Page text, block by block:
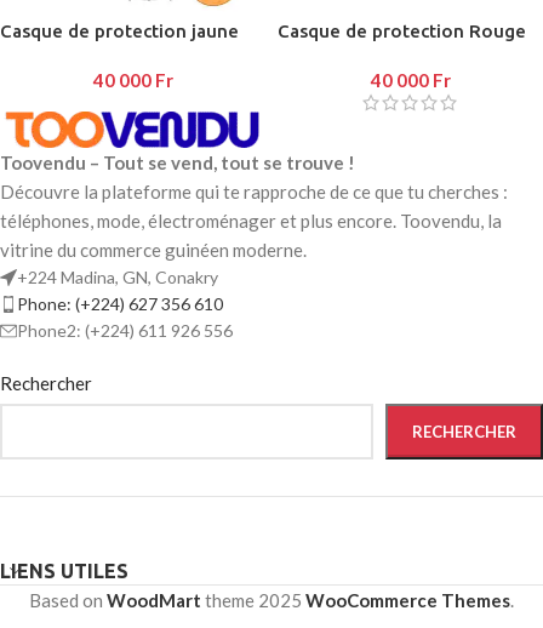
Casque de protection jaune
40 000 Fr
Casque de protection Rouge
40 000 Fr
Toovendu – Tout se vend, tout se trouve !
Découvre la plateforme qui te rapproche de ce que tu cherches :
téléphones, mode, électroménager et plus encore. Toovendu, la
vitrine du commerce guinéen moderne.
+224 Madina, GN, Conakry
Phone: (+224) 627 356 610
Phone2: (+224) 611 926 556
Rechercher
RECHERCHER
LIENS UTILES
Based on WoodMart theme 2025 WooCommerce Themes.